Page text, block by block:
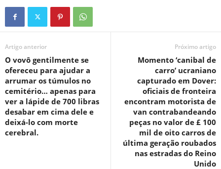
Artigo anterior
O vovô gentilmente se
ofereceu para ajudar a
arrumar os túmulos no
cemitério… apenas para
ver a lápide de 700 libras
desabar em cima dele e
deixá-lo com morte
cerebral.
Próximo artigo
Momento ‘canibal de
carro’ ucraniano
capturado em Dover:
oficiais de fronteira
encontram motorista de
van contrabandeando
peças no valor de £ 100
mil de oito carros de
última geração roubados
nas estradas do Reino
Unido